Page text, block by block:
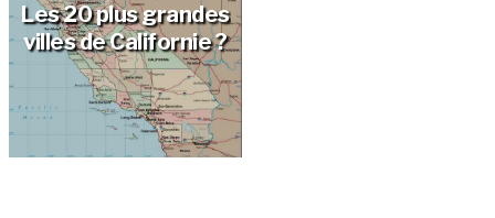
Les 20 plus grandes
villes de Californie ?